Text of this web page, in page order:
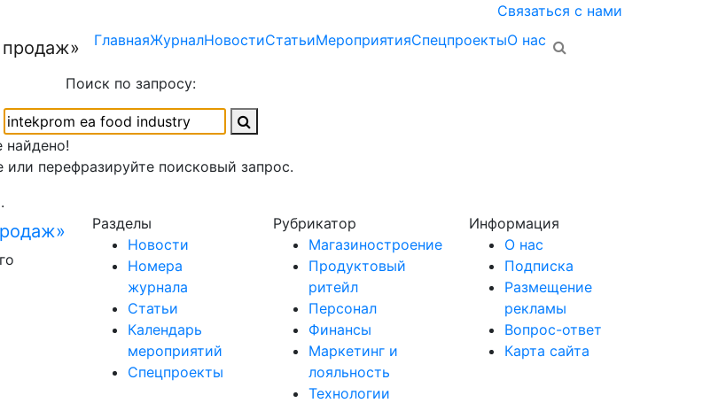
Связаться с нами
ГлавнаяЖурналНовостиСтатьиМероприятияСпецпроектыО нас
Поиск по запросу:
найдено!
или перефразируйте поисковый запрос.
.
Разделы
Новости
Номера
журнала
Статьи
Календарь
мероприятий
Спецпроекты
Рубрикатор
Магазиностроение
Продуктовый
ритейл
Персонал
Финансы
Маркетинг и
лояльность
Технологии
Информация
О нас
Подписка
Размещение
рекламы
Вопрос-ответ
Карта сайта